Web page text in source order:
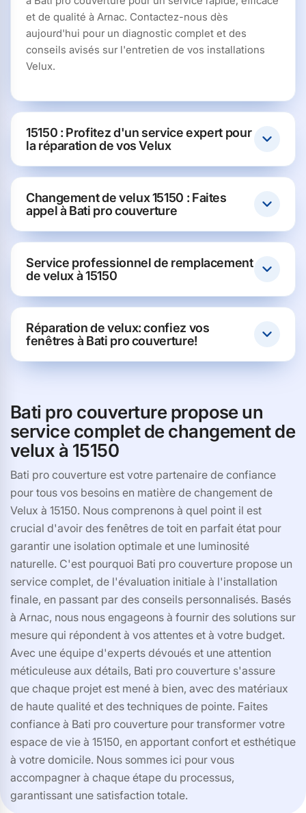
et de qualité à Arnac. Contactez-nous dès
aujourd'hui pour un diagnostic complet et des
conseils avisés sur l'entretien de vos installations
Velux.
15150 : Profitez d'un service expert pour
la réparation de vos Velux
Changement de velux 15150 : Faites
appel à Bati pro couverture
Service professionnel de remplacement
de velux à 15150
Réparation de velux: confiez vos
fenêtres à Bati pro couverture!
Bati pro couverture propose un
service complet de changement de
velux à 15150
Bati pro couverture est votre partenaire de confiance
pour tous vos besoins en matière de changement de
Velux à 15150. Nous comprenons à quel point il est
crucial d'avoir des fenêtres de toit en parfait état pour
garantir une isolation optimale et une luminosité
naturelle. C'est pourquoi Bati pro couverture propose un
service complet, de l'évaluation initiale à l'installation
finale, en passant par des conseils personnalisés. Basés
à Arnac, nous nous engageons à fournir des solutions sur
mesure qui répondent à vos attentes et à votre budget.
Avec une équipe d'experts dévoués et une attention
méticuleuse aux détails, Bati pro couverture s'assure
que chaque projet est mené à bien, avec des matériaux
de haute qualité et des techniques de pointe. Faites
confiance à Bati pro couverture pour transformer votre
espace de vie à 15150, en apportant confort et esthétique
à votre domicile. Nous sommes ici pour vous
accompagner à chaque étape du processus,
garantissant une satisfaction totale.